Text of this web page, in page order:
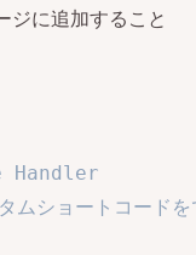
ジに追加すること
Handler
ョートコードを